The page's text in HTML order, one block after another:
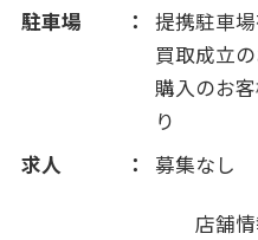
2012(343)
2011(181)
駐車場
提携駐車
買取成立
購入のお
り
求人
募集なし
店舗